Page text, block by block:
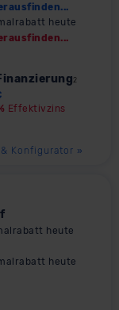
heute
2
Effektivzins
Konfigurator »
heute
heute